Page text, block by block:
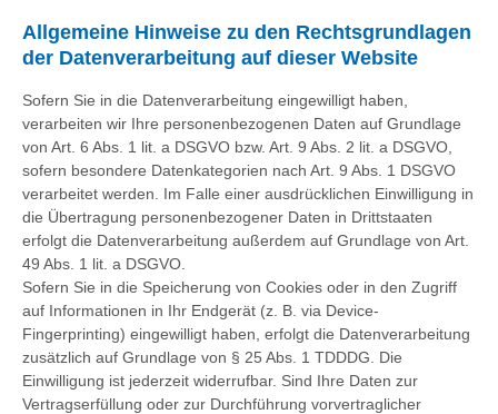
Allgemeine Hinweise zu den Rechtsgrundlagen
der Datenverarbeitung auf dieser Website
Sofern Sie in die Datenverarbeitung eingewilligt haben,
verarbeiten wir Ihre personenbezogenen Daten auf Grundlage
von Art. 6 Abs. 1 lit. a DSGVO bzw. Art. 9 Abs. 2 lit. a DSGVO,
sofern besondere Datenkategorien nach Art. 9 Abs. 1 DSGVO
verarbeitet werden. Im Falle einer ausdrücklichen Einwilligung in
die Übertragung personenbezogener Daten in Drittstaaten
erfolgt die Datenverarbeitung außerdem auf Grundlage von Art.
49 Abs. 1 lit. a DSGVO.
Sofern Sie in die Speicherung von Cookies oder in den Zugriff
auf Informationen in Ihr Endgerät (z. B. via Device-
Fingerprinting) eingewilligt haben, erfolgt die Datenverarbeitung
zusätzlich auf Grundlage von § 25 Abs. 1 TDDDG. Die
Einwilligung ist jederzeit widerrufbar. Sind Ihre Daten zur
Vertragserfüllung oder zur Durchführung vorvertraglicher